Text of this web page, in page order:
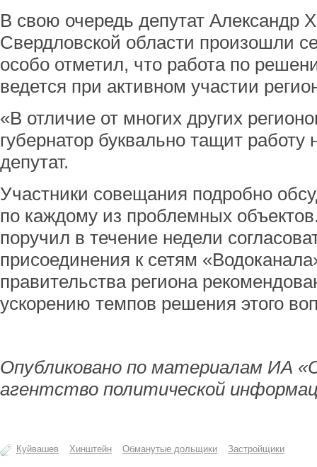
В свою очередь депутат Александр
Свердловской области произошли
особо отметил, что работа по
ведется при активном участии
«В отличие от многих других
губернатор буквально тащит работу
депутат.
Участники совещания подробно
по каждому из проблемных
поручил в течение недели
присоединения к сетям
правительства региона
ускорению темпов решения этого
Опубликовано по материалам ИА
агентство политической
Куйвашев Хинштейн Обманутые дольщики Застройщики